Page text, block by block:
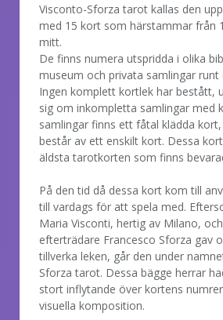
Visconto-Sforza tarot kallas den
med 15 kort som härstammar från
mitt.
De finns numera utspridda i olika
museum och privata samlingar runt
Ingen komplett kortlek har bestått,
sig om inkompletta samlingar med
samlingar finns ett fåtal klädda
består av ett enskilt kort. Dessa
äldsta tarotkorten som finns
På den tid då dessa kort kom till
till vardags för att spela med.
Maria Visconti, hertig av Milano,
efterträdare Francesco Sforza gav
tillverka leken, går den under
Sforza tarot. Dessa bägge herrar
stort inflytande över kortens
visuella komposition.